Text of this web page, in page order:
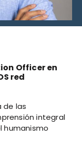
Officer en
red
de las
integral
humanismo